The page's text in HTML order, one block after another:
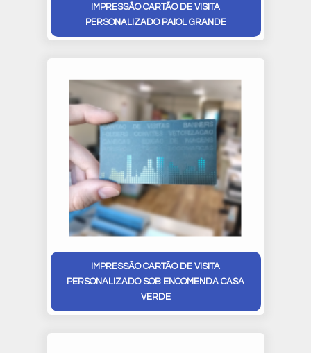
IMPRESSÃO CARTÃO DE VISITA
PERSONALIZADO PAIOL GRANDE
IMPRESSÃO CARTÃO DE VISITA
PERSONALIZADO SOB ENCOMENDA CASA
VERDE